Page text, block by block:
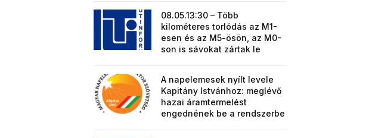
08.05.13:30 – Több
kilométeres torlódás az M1-
esen és az M5-ösön, az M0-
son is sávokat zártak le
A napelemesek nyílt levele
Kapitány Istvánhoz: meglévő
hazai áramtermelést
engednének be a rendszerbe